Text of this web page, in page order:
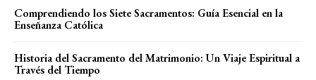
Comprendiendo los Siete Sacramentos: Guía Esencial en la
Enseñanza Católica
Historia del Sacramento del Matrimonio: Un Viaje Espiritual a
Través del Tiempo